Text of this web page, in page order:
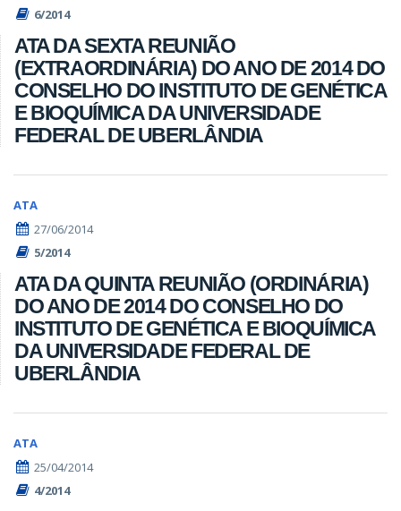
6/2014
ATA DA SEXTA REUNIÃO
(EXTRAORDINÁRIA) DO ANO DE 2014 DO
CONSELHO DO INSTITUTO DE GENÉTICA
E BIOQUÍMICA DA UNIVERSIDADE
FEDERAL DE UBERLÂNDIA
ATA
27/06/2014
5/2014
ATA DA QUINTA REUNIÃO (ORDINÁRIA)
DO ANO DE 2014 DO CONSELHO DO
INSTITUTO DE GENÉTICA E BIOQUÍMICA
DA UNIVERSIDADE FEDERAL DE
UBERLÂNDIA
ATA
25/04/2014
4/2014